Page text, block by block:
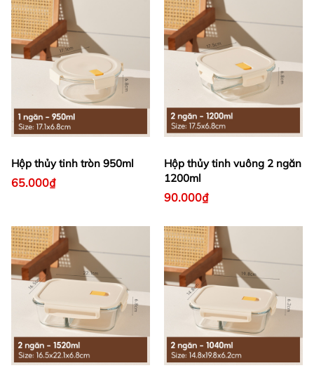
Hộp thủy tinh tròn 950ml
65.000₫
Hộp thủy tinh vuông 2 ngăn
1200ml
90.000₫